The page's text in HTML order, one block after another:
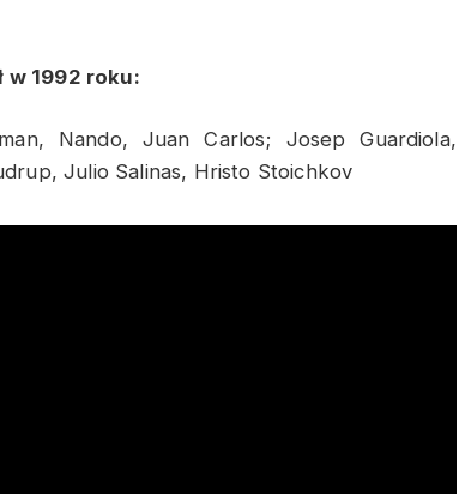
w 1992 roku:
Nando, Juan Carlos; Josep Guardiola,
Julio Salinas, Hristo Stoichkov